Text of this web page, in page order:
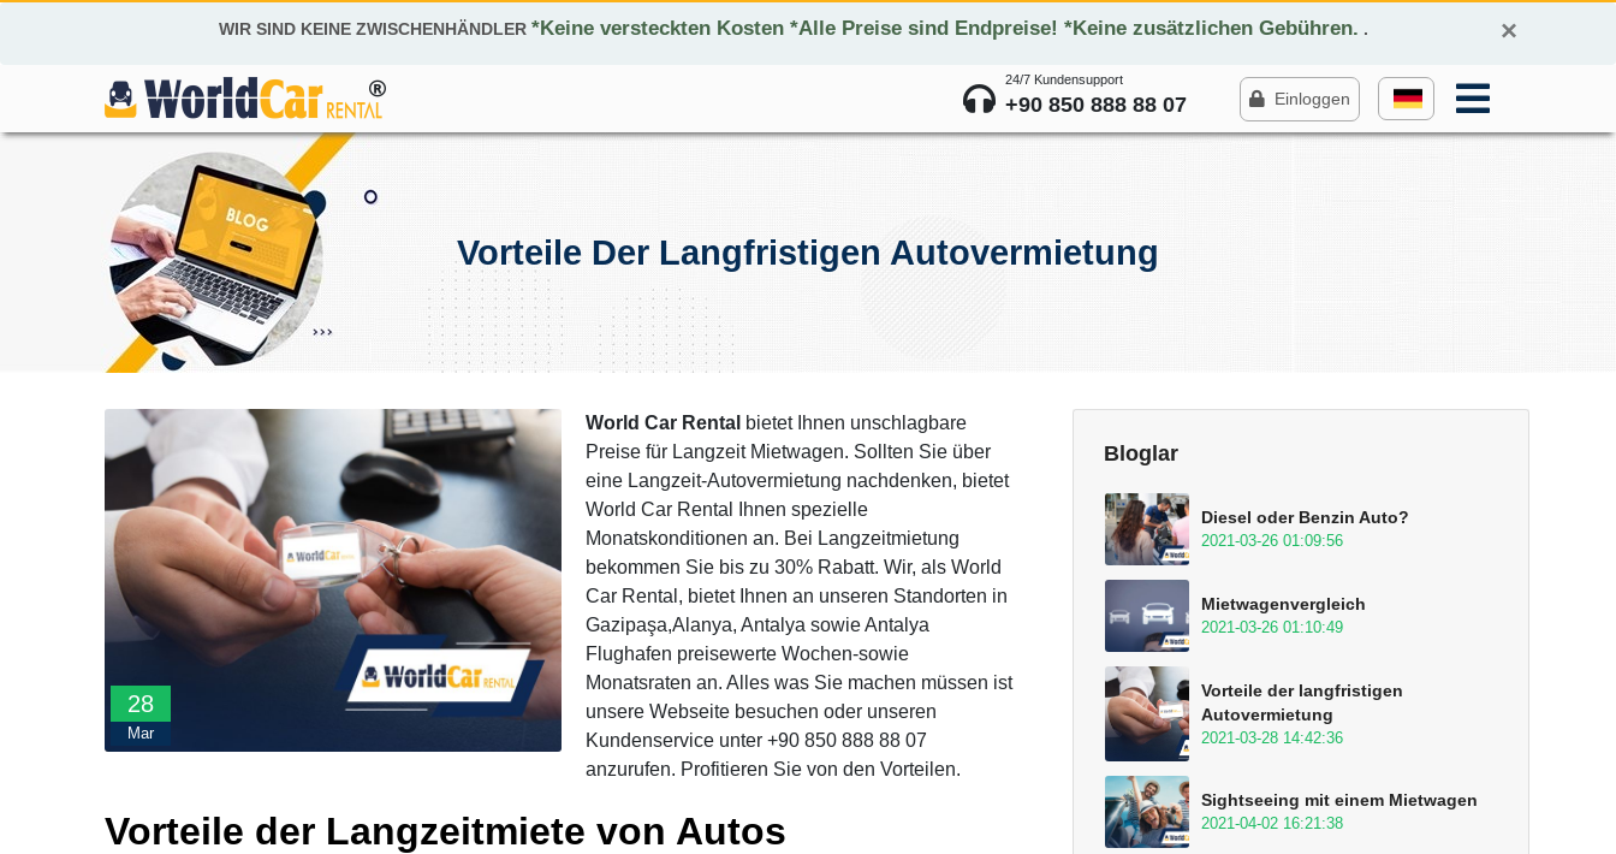
×
WIR SIND KEINE ZWISCHENHÄNDLER *Keine versteckten Kosten *Alle Preise sind Endpreise! *Keine zusätzlichen Gebühren. .
24/7 Kundensupport
+90 850 888 88 07 Einloggen
Vorteile Der Langfristigen Autovermietung
28
Mar
World Car Rental bietet Ihnen unschlagbare
Preise für Langzeit Mietwagen. Sollten Sie über
eine Langzeit-Autovermietung nachdenken, bietet
World Car Rental Ihnen spezielle
Monatskonditionen an. Bei Langzeitmietung
bekommen Sie bis zu 30% Rabatt. Wir, als World
Car Rental, bietet Ihnen an unseren Standorten in
Gazipaşa,Alanya, Antalya sowie Antalya
Flughafen preisewerte Wochen-sowie
Monatsraten an. Alles was Sie machen müssen ist
unsere Webseite besuchen oder unseren
Kundenservice unter +90 850 888 88 07
anzurufen. Profitieren Sie von den Vorteilen.
Vorteile der Langzeitmiete von Autos
Bloglar
Diesel oder Benzin Auto?
2021-03-26 01:09:56
Mietwagenvergleich
2021-03-26 01:10:49
Vorteile der langfristigen
Autovermietung
2021-03-28 14:42:36
Sightseeing mit einem Mietwagen
2021-04-02 16:21:38